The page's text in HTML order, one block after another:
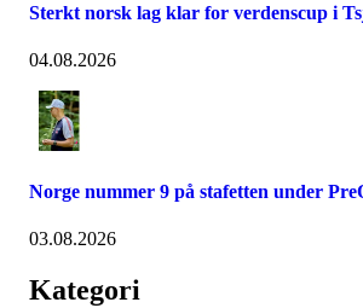
Sterkt norsk lag klar for verdenscup i
04.08.2026
Norge nummer 9 på stafetten under
03.08.2026
Kategori